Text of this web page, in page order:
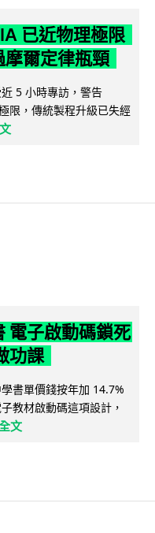
已近物理極限
爾定律瓶頸
5 小時專訪，警告
限，傳統製程升級已失經
電子啟動碼鎖死
功課
書單價錢按年加 14.7%
教材啟動碼這項設計，
文